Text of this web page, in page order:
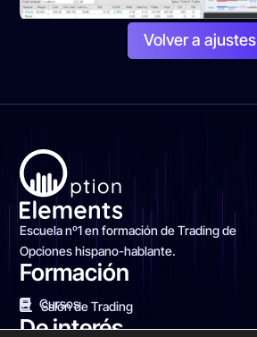
Volver a ajustes
Escuela nº1 en formación de Trading de
Opciones hispano-hablante.
Formación
Cursos
Salón de Trading
De interés